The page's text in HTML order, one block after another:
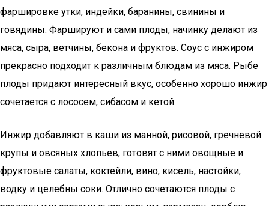
фаршировке утки, индейки, баранины, свинины и
говядины. Фаршируют и сами плоды, начинку делают из
мяса, сыра, ветчины, бекона и фруктов. Соус с инжиром
прекрасно подходит к различным блюдам из мяса. Рыбе
плоды придают интересный вкус, особенно хорошо инжир
сочетается с лососем, сибасом и кетой.
Инжир добавляют в каши из манной, рисовой, гречневой
крупы и овсяных хлопьев, готовят с ними овощные и
фруктовые салаты, коктейли, вино, кисель, настойки,
водку и целебны соки. Отлично сочетаются плоды с